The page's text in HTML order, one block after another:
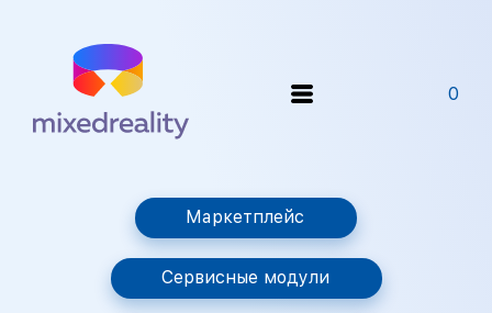
0
Маркетплейс
Сервисные модули